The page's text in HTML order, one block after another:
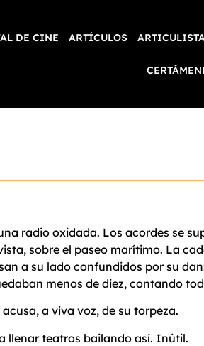
DE CINE ARTÍCULOS
radio oxidada. Los acordes se
sobre el paseo marítimo. La
a su lado confundidos por su
menos de diez, contando
a viva voz, de su torpeza.
llenar teatros bailando así. Inútil.